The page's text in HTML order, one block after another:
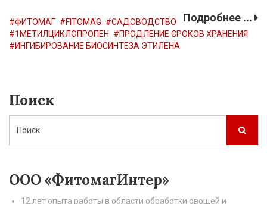
Подробнее ...
ФИТОМАГ FITOMAG
САДОВОДСТВО
1МЕТИЛЦИКЛОПРОПЕН
ПРОДЛЕНИЕ СРОКОВ ХРАНЕНИЯ
ИНГИБИРОВАНИЕ БИОСИНТЕЗА ЭТИЛЕНА
Поиск
ООО «ФитомагИнтер»
12 лет опыта работы в области обработки овощей и